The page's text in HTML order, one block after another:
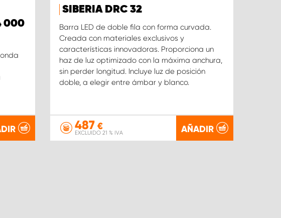
000
SIBERIA DRC 32
Barra LED de doble fila con forma curvada.
Creada con materiales exclusivos y
características innovadoras. Proporciona un
haz de luz optimizado con la máxima anchura,
sin perder longitud. Incluye luz de posición
doble, a elegir entre ámbar y blanco.
487 €
EXCLUIDO 21 % IVA AÑADIR